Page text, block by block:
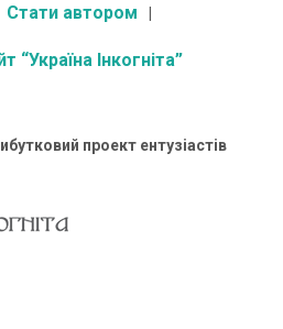
Стати автором
“Україна Інкогніта”
проект ентузіастів